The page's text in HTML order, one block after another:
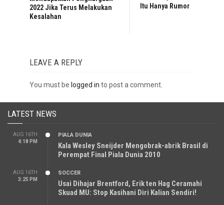
2022 Jika Terus Melakukan
Kesalahan
Itu Hanya Rumor
LEAVE A REPLY
You must be logged in to post a comment.
LATEST NEWS
AUG 16TH
4:18 PM
PIALA DUNIA
Kala Wesley Sneijder Mengobrak-abrik Brasil di
Perempat Final Piala Dunia 2010
AUG 16TH
3:25 PM
SOCCER
Usai Dihajar Brentford, Erik ten Hag Ceramahi
Skuad MU: Stop Kasihani Diri Kalian Sendiri!